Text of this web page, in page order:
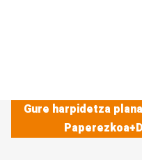
Gure harpidetza